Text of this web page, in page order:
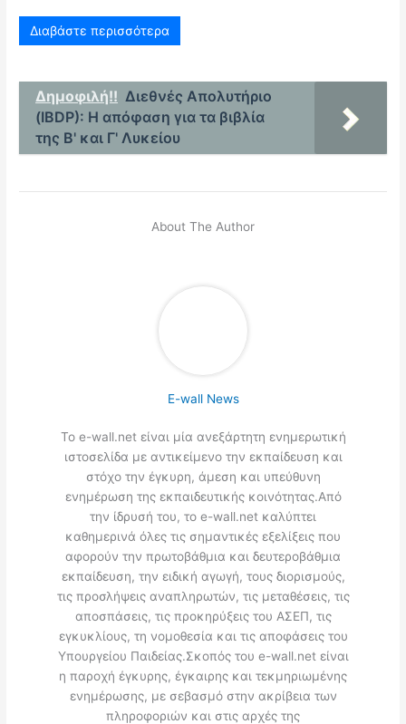
Διαβάστε περισσότερα
Δημοφιλή!! Διεθνές Απολυτήριο
(IBDP): Η απόφαση για τα βιβλία
της Β' και Γ' Λυκείου
About The Author
E-wall News
Το e-wall.net είναι μία ανεξάρτητη ενημερωτική
ιστοσελίδα με αντικείμενο την εκπαίδευση και
στόχο την έγκυρη, άμεση και υπεύθυνη
ενημέρωση της εκπαιδευτικής κοινότητας.Από
την ίδρυσή του, το e-wall.net καλύπτει
καθημερινά όλες τις σημαντικές εξελίξεις που
αφορούν την πρωτοβάθμια και δευτεροβάθμια
εκπαίδευση, την ειδική αγωγή, τους διορισμούς,
τις προσλήψεις αναπληρωτών, τις μεταθέσεις, τις
αποσπάσεις, τις προκηρύξεις του ΑΣΕΠ, τις
εγκυκλίους, τη νομοθεσία και τις αποφάσεις του
Υπουργείου Παιδείας.Σκοπός του e-wall.net είναι
η παροχή έγκυρης, έγκαιρης και τεκμηριωμένης
ενημέρωσης, με σεβασμό στην ακρίβεια των
πληροφοριών και στις αρχές της